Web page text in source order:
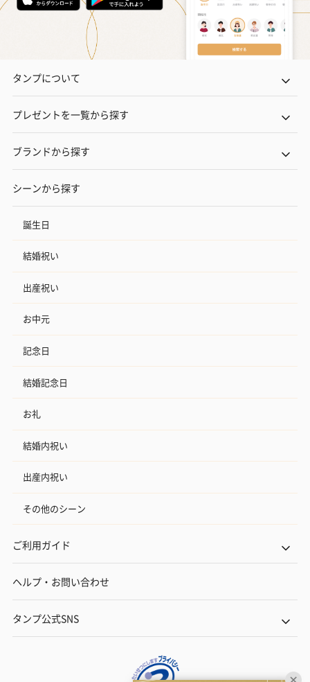
タンプについて
プレゼントを一覧から探す
ブランドから探す
シーンから探す
誕生日
結婚祝い
出産祝い
お中元
記念日
結婚記念日
お礼
結婚内祝い
出産内祝い
その他のシーン
ご利用ガイド
ヘルプ・お問い合わせ
タンプ公式SNS